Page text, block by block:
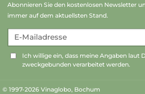
Abonnieren Sie den kostenlosen Newsletter
immer auf dem aktuellsten Stand.
E-Mailadresse
Ich willige ein, dass meine Angaben laut
zweckgebunden verarbeitet werden.
© 1997-2026 Vinaglobo, Bochum